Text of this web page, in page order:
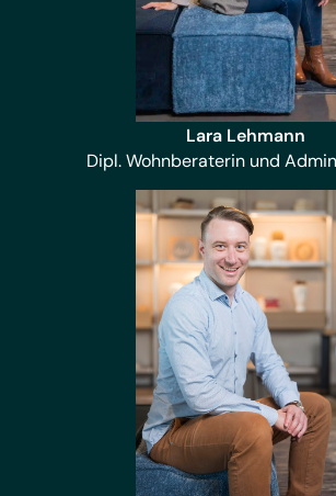
Lara Lehmann
Dipl. Wohnberaterin und